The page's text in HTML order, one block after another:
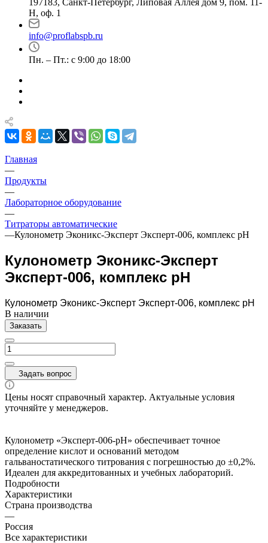
197183, Санкт-Петербург, Липовая Аллея дом 9, пом. 11-
Н, оф. 1
info@proflabspb.ru
Пн. – Пт.: с 9:00 до 18:00
Главная
—
Продукты
—
Лабораторное оборудование
—
Титраторы автоматические
—Кулонометр Эконикс-Эксперт Эксперт-006, комплекс рН
Кулонометр Эконикс-Эксперт
Эксперт-006, комплекс рН
Кулонометр Эконикс-Эксперт Эксперт-006, комплекс рН
В наличии
Заказать
Задать вопрос
Цены носят справочный характер. Актуальные условия
уточняйте у менеджеров.
Кулонометр «Эксперт-006-рН» обеспечивает точное
определение кислот и оснований методом
гальваностатического титрования с погрешностью до ±0,2%.
Идеален для аккредитованных и учебных лабораторий.
Подробности
Характеристики
Страна производства
—
Россия
Все характеристики